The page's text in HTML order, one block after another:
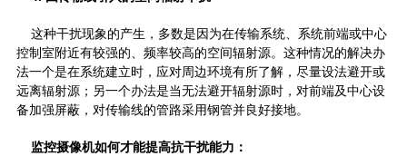
这种干扰现象的产生，多数是因为在传输系统、系统前端或中心
控制室附近有较强的、频率较高的空间辐射源。这种情况的解决办
法一个是在系统建立时，应对周边环境有所了解，尽量设法避开或
远离辐射源；另一个办法是当无法避开辐射源时，对前端及中心设
备加强屏蔽，对传输线的管路采用钢管并良好接地。
监控摄像机如何才能提高抗干扰能力：